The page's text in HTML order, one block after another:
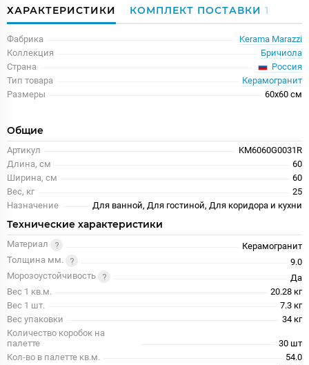
ХАРАКТЕРИСТИКИ КОМПЛЕКТ ПОСТАВКИ 1
Фабрика
Kerama Marazzi
Коллекция
Бричиола
Страна
Россия
Тип товара
Керамогранит
Размеры
60x60 см
Общие
Артикул
KM6060G0031R
Длина, см
60
Ширина, см
60
Вес, кг
25
Назначение
Для ванной, Для гостиной, Для коридора и кухни
Технические характеристики
Материал
Керамогранит
Толщина мм.
9.0
Морозоустойчивость
Да
Вес 1 кв.м.
20.28 кг
Вес 1 шт.
7.3 кг
Вес упаковки
34 кг
Количество коробок на
палетте
30 шт
Кол-во в палетте кв.м.
54.0